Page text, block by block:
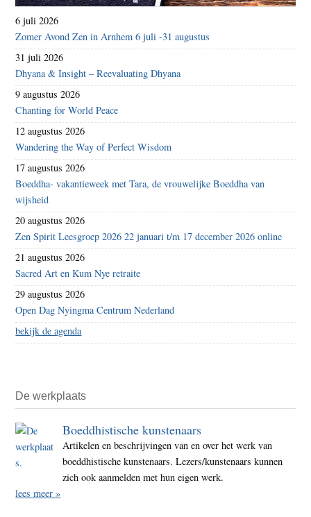
6 juli 2026
Zomer Avond Zen in Arnhem 6 juli -31 augustus
31 juli 2026
Dhyana & Insight – Reevaluating Dhyana
9 augustus 2026
Chanting for World Peace
12 augustus 2026
Wandering the Way of Perfect Wisdom
17 augustus 2026
Boeddha- vakantieweek met Tara, de vrouwelijke Boeddha van
wijsheid
20 augustus 2026
Zen Spirit Leesgroep 2026 22 januari t/m 17 december 2026 online
21 augustus 2026
Sacred Art en Kum Nye retraite
29 augustus 2026
Open Dag Nyingma Centrum Nederland
bekijk de agenda
De werkplaats
Boeddhistische kunstenaars
Artikelen en beschrijvingen van en over het werk van
boeddhistische kunstenaars. Lezers/kunstenaars kunnen
zich ook aanmelden met hun eigen werk.
lees meer »